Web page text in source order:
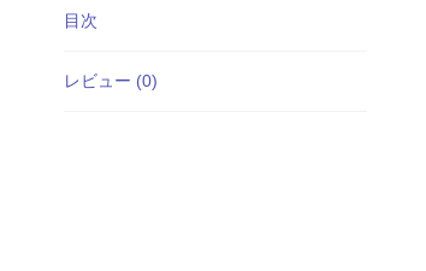
目次
レビュー (0)